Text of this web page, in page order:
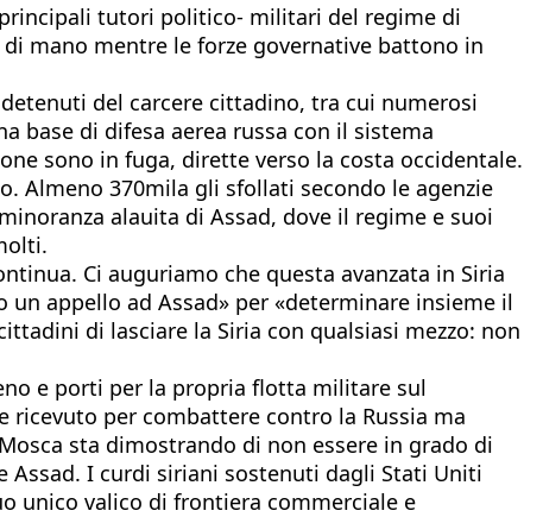
principali tutori politico- militari del regime di
mano mentre le forze governative battono in
del carcere cittadino, tra cui numerosi
base di difesa aerea russa con il sistema
sono in fuga, dirette verso la costa occidentale.
Almeno 370mila gli sfollati secondo le agenzie
alauita di Assad, dove il regime e suoi
Ci auguriamo che questa avanzata in Siria
appello ad Assad» per «determinare insieme il
di lasciare la Siria con qualsiasi mezzo: non
e porti per la propria flotta militare sul
ricevuto per combattere contro la Russia ma
sta dimostrando di non essere in grado di
Assad. I curdi siriani sostenuti dagli Stati Uniti
unico valico di frontiera commerciale e